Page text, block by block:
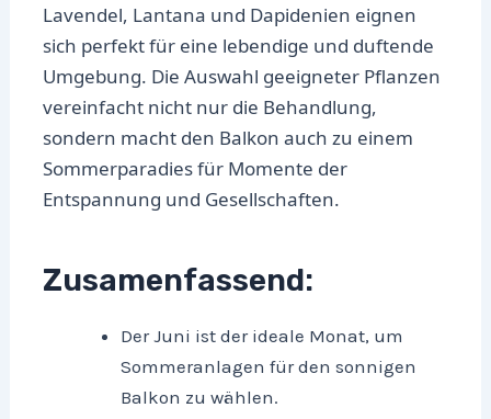
Lavendel, Lantana und Dapidenien eignen
sich perfekt für eine lebendige und duftende
Umgebung. Die Auswahl geeigneter Pflanzen
vereinfacht nicht nur die Behandlung,
sondern macht den Balkon auch zu einem
Sommerparadies für Momente der
Entspannung und Gesellschaften.
Zusamenfassend:
Der Juni ist der ideale Monat, um
Sommeranlagen für den sonnigen
Balkon zu wählen.